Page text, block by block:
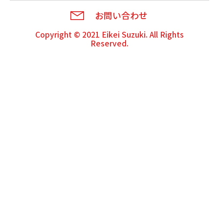
お問い合わせ
Copyright © 2021 Eikei Suzuki. All Rights
Reserved.